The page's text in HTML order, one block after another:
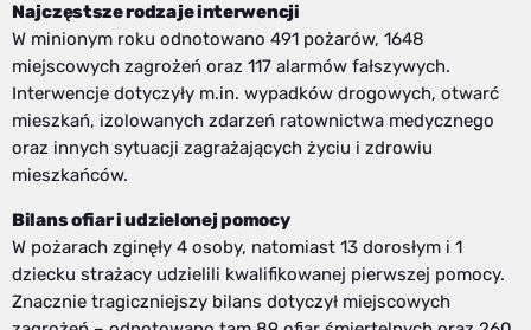
Najczęstsze rodzaje interwencji
W minionym roku odnotowano 491 pożarów, 1648
miejscowych zagrożeń oraz 117 alarmów fałszywych.
Interwencje dotyczyły m.in. wypadków drogowych, otwarć
mieszkań, izolowanych zdarzeń ratownictwa medycznego
oraz innych sytuacji zagrażających życiu i zdrowiu
mieszkańców.
Bilans ofiar i udzielonej pomocy
W pożarach zginęły 4 osoby, natomiast 13 dorosłym i 1
dziecku strażacy udzielili kwalifikowanej pierwszej pomocy.
Znacznie tragiczniejszy bilans dotyczył miejscowych